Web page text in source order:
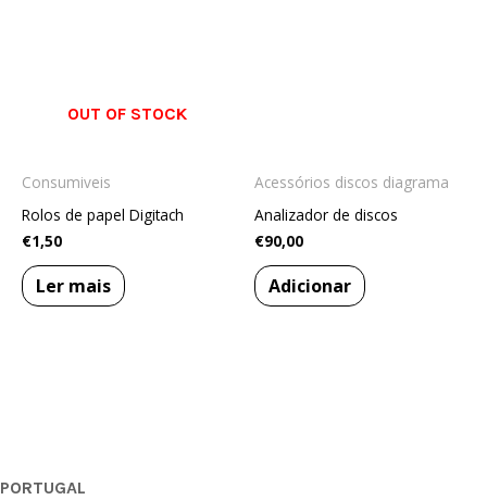
OUT OF STOCK
Consumiveis
Rolos de papel Digitach
€1,50
Ler mais
Acessórios discos diagrama
Analizador de discos
€90,00
Adicionar
PORTUGAL